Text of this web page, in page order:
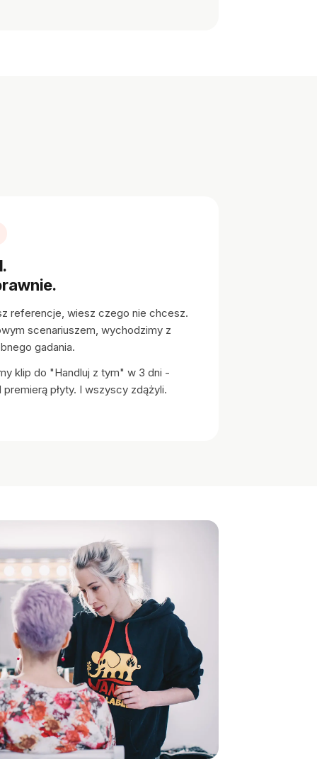
referencje, wiesz czego nie chcesz.
scenariuszem, wychodzimy z
gadania.
klip do "Handluj z tym" w 3 dni -
płyty. I wszyscy zdążyli.